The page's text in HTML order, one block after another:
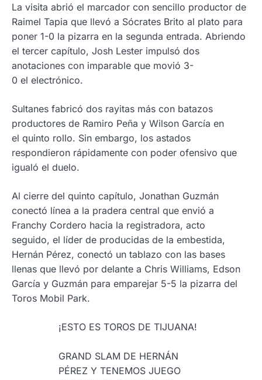
La visita abrió el marcador con sencillo productor de
Raimel Tapia que llevó a Sócrates Brito al plato para
poner 1-0 la pizarra en la segunda entrada. Abriendo
el tercer capítulo, Josh Lester impulsó dos
anotaciones con imparable que movió 3-
0 el electrónico.
Sultanes fabricó dos rayitas más con batazos
productores de Ramiro Peña y Wilson García en
el quinto rollo. Sin embargo, los astados
respondieron rápidamente con poder ofensivo que
igualó el duelo.
Al cierre del quinto capítulo, Jonathan Guzmán
conectó línea a la pradera central que envió a
Franchy Cordero hacia la registradora, acto
seguido, el líder de producidas de la embestida,
Hernán Pérez, conectó un tablazo con las bases
llenas que llevó por delante a Chris Williams, Edson
García y Guzmán para emparejar 5-5 la pizarra del
Toros Mobil Park.
¡ESTO ES TOROS DE TIJUANA!
GRAND SLAM DE HERNÁN
PÉREZ Y TENEMOS JUEGO